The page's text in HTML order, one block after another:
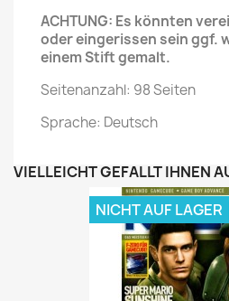
ACHTUNG: Es könnten
oder eingerissen sein ggf.
einem Stift gemalt.
Seitenanzahl: 98 Seiten
Sprache: Deutsch
VIELLEICHT GEFÄLLT IHNEN
NICHT AUF LAGER